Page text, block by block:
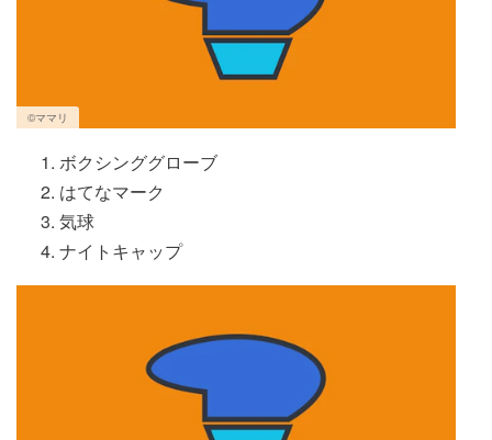
©ママリ
ボクシンググローブ
はてなマーク
気球
ナイトキャップ